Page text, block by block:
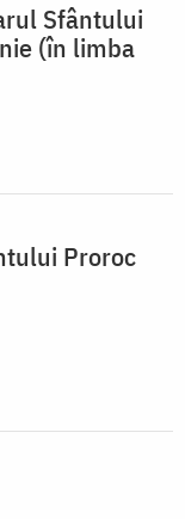
Sfântului
(în limba
Proroc